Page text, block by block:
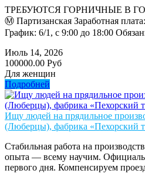
ТРЕБУЮТСЯ ГОРНИЧНЫЕ В
Ⓜ️ Партизанская Заработная
График: 6/1, с 9:00 до 18:00
Июль 14, 2026
100000.00 Руб
Для женщин
Подробней
Ищу людей на прядильное
(Люберцы), фабрика «Пехорский
Стабильная работа на
опыта — всему научим.
первого дня. Компенсируем